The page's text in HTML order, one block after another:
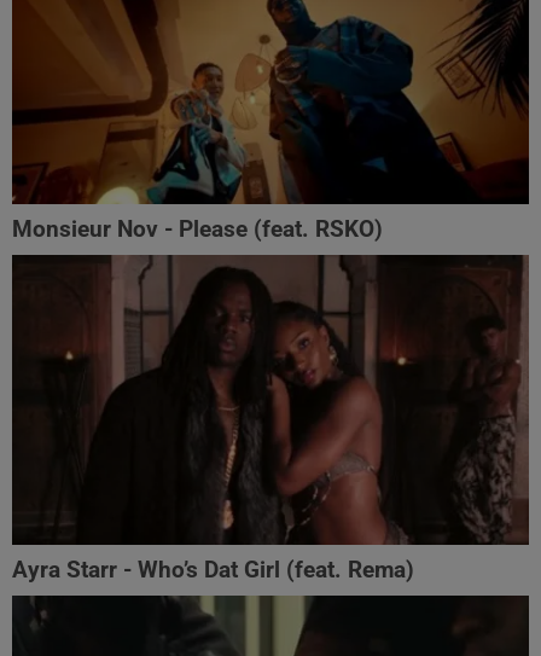
Monsieur Nov‬ - Please (feat. RSKO)
Ayra Starr - Who’s Dat Girl (feat. Rema)